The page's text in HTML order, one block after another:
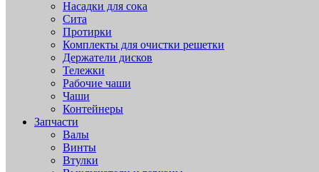
Насадки для сока
Сита
Протирки
Комплекты для очистки решетки
Держатели дисков
Тележки
Рабочие чаши
Чаши
Контейнеры
Запчасти
Валы
Винты
Втулки